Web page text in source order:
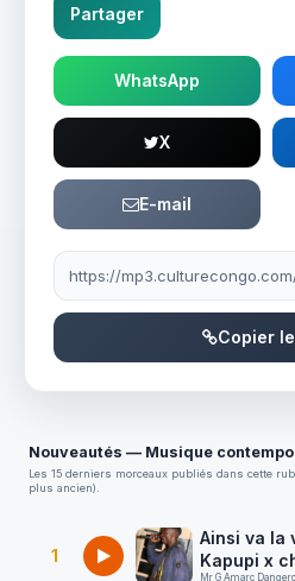
Partager
WhatsApp
X
E-mail
Lien à partager
Copier
Nouveautés — Musique
Les 15 derniers morceaux publiés dans cette
plus ancien).
1
Ainsi va la
Kapupi x
Mr G Amarc